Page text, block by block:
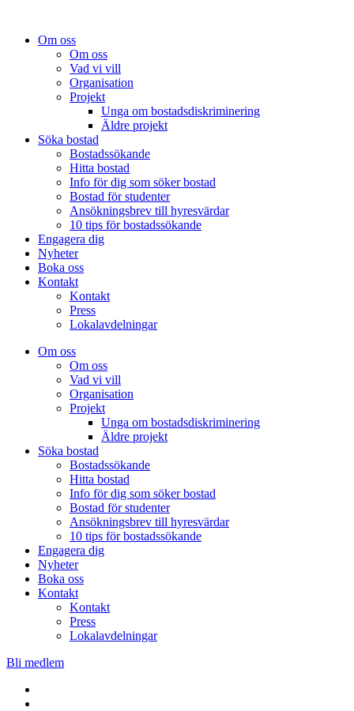
Om oss
Om oss
Vad vi vill
Organisation
Projekt
Unga om bostadsdiskriminering
Äldre projekt
Söka bostad
Bostadssökande
Hitta bostad
Info för dig som söker bostad
Bostad för studenter
Ansökningsbrev till hyresvärdar
10 tips för bostadssökande
Engagera dig
Nyheter
Boka oss
Kontakt
Kontakt
Press
Lokalavdelningar
Om oss
Om oss
Vad vi vill
Organisation
Projekt
Unga om bostadsdiskriminering
Äldre projekt
Söka bostad
Bostadssökande
Hitta bostad
Info för dig som söker bostad
Bostad för studenter
Ansökningsbrev till hyresvärdar
10 tips för bostadssökande
Engagera dig
Nyheter
Boka oss
Kontakt
Kontakt
Press
Lokalavdelningar
Bli medlem